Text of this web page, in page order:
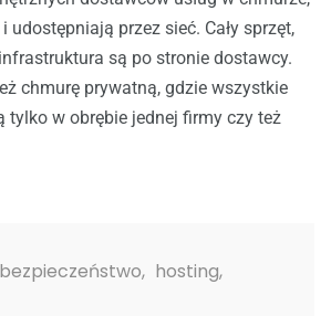
udostępniają przez sieć. Cały sprzęt,
są po stronie dostawcy.
chmurę prywatną, gdzie wszystkie
tylko w obrębie jednej firmy czy też
, hosting,